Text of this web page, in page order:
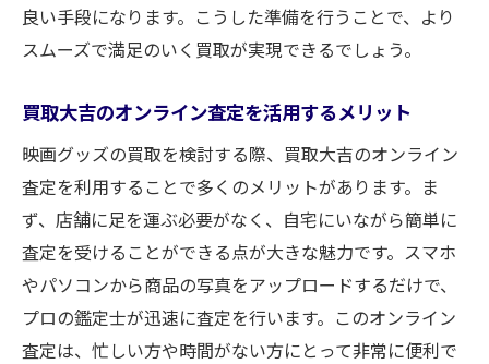
良い手段になります。こうした準備を行うことで、より
スムーズで満足のいく買取が実現できるでしょう。
買取大吉のオンライン査定を活用するメリット
映画グッズの買取を検討する際、買取大吉のオンライン
査定を利用することで多くのメリットがあります。ま
ず、店舗に足を運ぶ必要がなく、自宅にいながら簡単に
査定を受けることができる点が大きな魅力です。スマホ
やパソコンから商品の写真をアップロードするだけで、
プロの鑑定士が迅速に査定を行います。このオンライン
査定は、忙しい方や時間がない方にとって非常に便利で